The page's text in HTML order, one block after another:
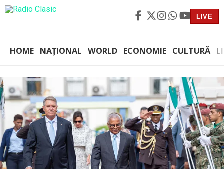
LIVE
HOME NAȚIONAL WORLD ECONOMIE CULTURĂ